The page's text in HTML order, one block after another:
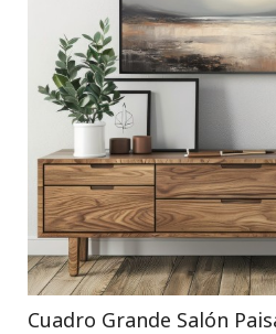
Cuadro Grande Salón